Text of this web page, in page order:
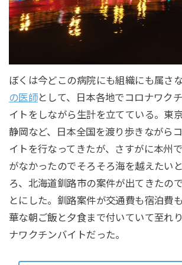
ぼくは今どこの病院にも組織にも属さ
の医師として、日本各地でコロナワク
イトをしながら生計を立てている。東
静岡など、日本全国を渡り歩きながら
イトを行なってきたが、さすがに本州
がなかったのでそろそろ海を越えたい
ろ、北海道釧路市の案件が出てきたの
とにした。釧路案件が交通費も宿泊費
華な朝ご飯と夕食まで付いていて至れ
ナワクチンバイトだった。